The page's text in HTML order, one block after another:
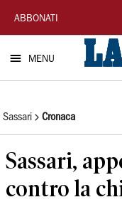
La
Nuova
Sardegna
ABBONATI
MENU
Sassari Cronaca
Sassari,
contro la